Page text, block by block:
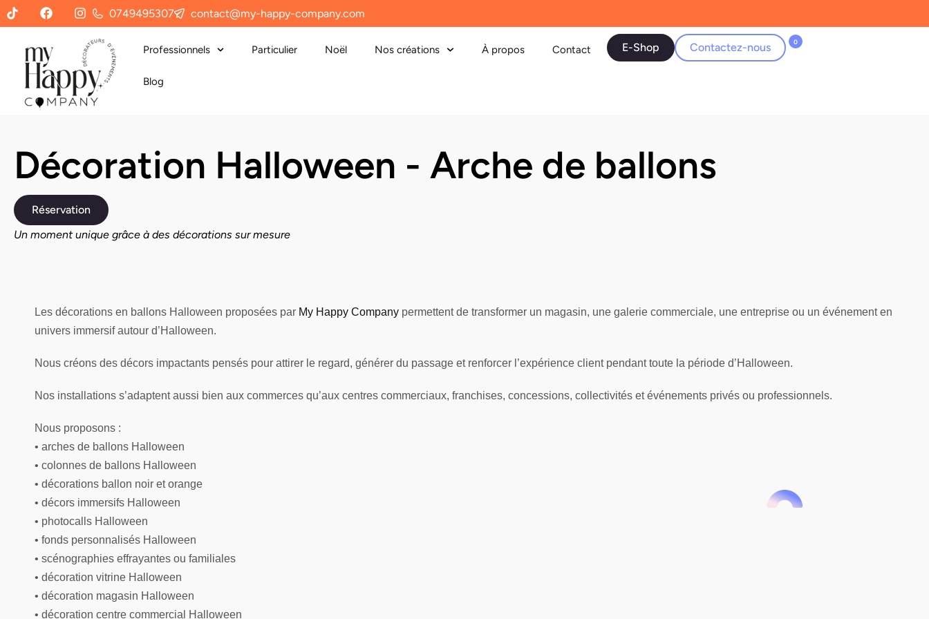
0749495307 contact@my-happy-company.com
Professionnels Particulier Noël Nos créations À propos Contact
Blog
E-Shop Contactez-nous 0
Décoration Halloween - Arche de ballons
Réservation
Un moment unique grâce à des décorations sur mesure
Les décorations en ballons Halloween proposées par My Happy Company permettent de transformer un magasin, une galerie commerciale, une entreprise ou un événement en
univers immersif autour d’Halloween.
Nous créons des décors impactants pensés pour attirer le regard, générer du passage et renforcer l’expérience client pendant toute la période d’Halloween.
Nos installations s’adaptent aussi bien aux commerces qu’aux centres commerciaux, franchises, concessions, collectivités et événements privés ou professionnels.
Nous proposons :
• arches de ballons Halloween
• colonnes de ballons Halloween
• décorations ballon noir et orange
• décors immersifs Halloween
• photocalls Halloween
• fonds personnalisés Halloween
• scénographies effrayantes ou familiales
• décoration vitrine Halloween
• décoration magasin Halloween
• décoration centre commercial Halloween